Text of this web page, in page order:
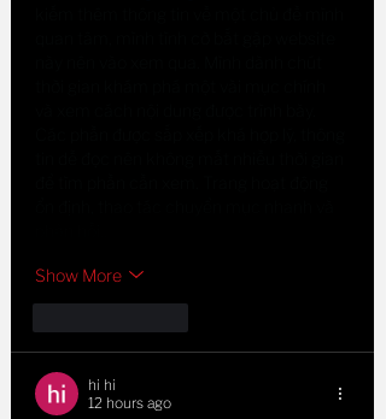
Show More
hi hi
12 hours ago